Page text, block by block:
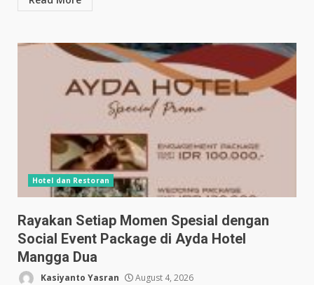
Hotel dan Restoran
Rayakan Setiap Momen Spesial dengan
Social Event Package di Ayda Hotel
Mangga Dua
Kasiyanto Yasran August 4, 2026